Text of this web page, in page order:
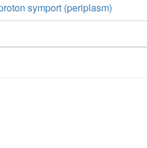
symport (periplasm)